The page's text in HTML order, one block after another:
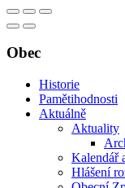
Obec
Historie
Pamětihodnosti
Aktuálně
Aktuality
Kalendář
Hlášení